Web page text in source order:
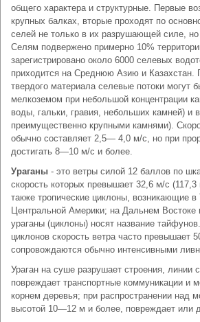
общего характера и структурные. Первые
крупных балках, вторые проходят по
селей не только в их разрушающей силе,
Селям подвержено примерно 10%
зарегистрировано около 6000 селевых
приходится на Среднюю Азию и Казахстан.
твердого материала селевые потоки могут
мелкоземом при небольшой концентрации
воды, гальки, гравия, небольших камней) и
преимущественно крупными камнями).
обычно составляет 2,5— 4,0 м/с, но при
достигать 8—10 м/с и более.
Ураганы - это ветры силой 12 баллов по
скорость которых превышает 32,6 м/с
также тропические циклоны, возникающие в
Центральной Америки; на Дальнем Востоке
ураганы (циклоны) носят название
циклонов скорость ветра часто
сопровождаются обычно интенсивными
Ураган на суше разрушает строения, линии
повреждает транспортные коммуникации и
корнем деревья; при распространении над
высотой 10—12 м и более, повреждает или